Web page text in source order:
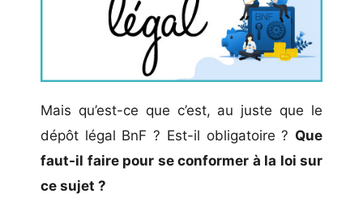
Mais qu’est-ce que c’est, au juste que le
dépôt légal BnF ? Est-il obligatoire ? Que
faut-il faire pour se conformer à la loi sur
ce sujet ?